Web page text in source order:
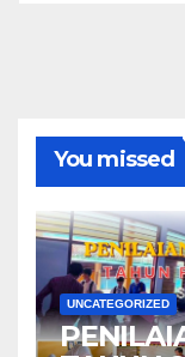
You missed
UNCATEGORIZED